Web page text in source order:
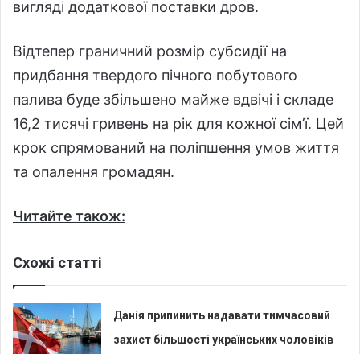
вигляді додаткової поставки дров.
Відтепер граничний розмір субсидії на
придбання твердого пічного побутового
палива буде збільшено майже вдвічі і складе
16,2 тисячі гривень на рік для кожної сім’ї. Цей
крок спрямований на поліпшення умов життя
та опалення громадян.
Читайте також:
Схожі статті
Данія припинить надавати тимчасовий
захист більшості українських чоловіків